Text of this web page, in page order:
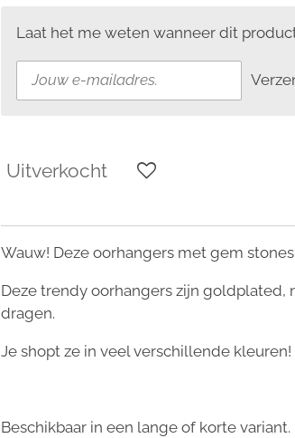
Laat het me weten wanneer dit
Uitverkocht
Wauw! Deze oorhangers met gem
Deze trendy oorhangers zijn goldplated,
dragen.
Je shopt ze in veel verschillende kleuren!
Beschikbaar in een lange of korte variant.